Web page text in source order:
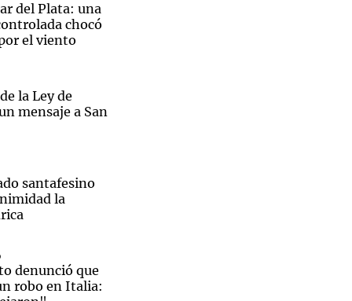
de Alberdi para el banderazo antes de la final.
del Plata: una
chocó
el viento
la Ley de
mensaje a San
santafesino
la
denunció que
robo en Italia: